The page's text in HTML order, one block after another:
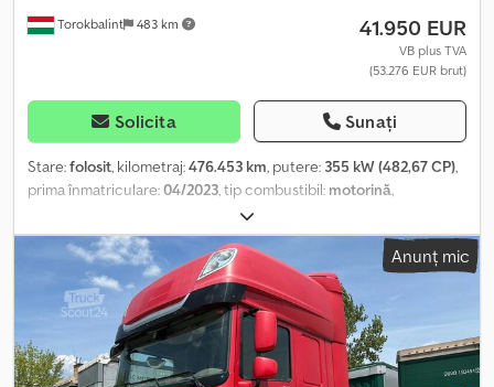
Torokbalint 483 km 41.950 EUR
VB plus TVA
(53.276 EUR brut)
Solicita Sunați
Stare:folosit, kilometraj:476.453 km, putere: 355 kW (482,67 CP),
prima înmatriculare:04/2023, tip combustibil: motorină,
, combustibil:motorină
șofer:cabina de dormit, tip de angrenaj:automat, clasă de emisii:
Euro 6, An de fabricație:2022, Dotări:ABS, EBS (Sistem de frânare
electronic), aer condiționat, proiectoare de ceață, reglare
electrică a geamurilor, închidere centralizată
, = Opțiuni și
accesorii suplimentare = - Aer condiționat - Jante din aliaj -
Scaune cu suspensie pneumatică - Radio/CD player - Cabină de
odihnă - Fuste laterale = Note = Cedpozclnkefx Aa Tjrf DAF XG480
Anunț mic